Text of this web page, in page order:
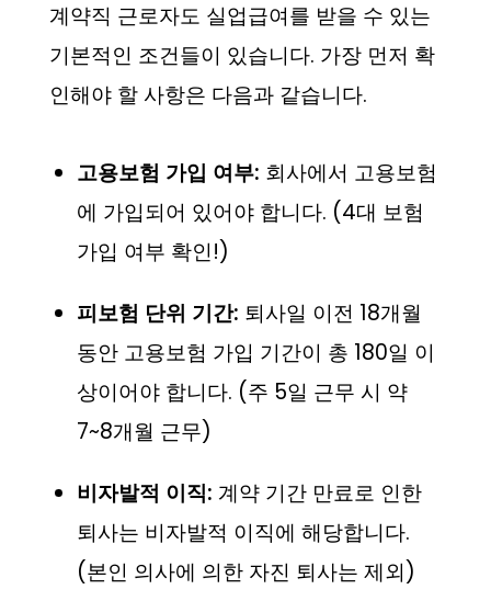
계약직 근로자도 실업급여를 받을 수 있는
기본적인 조건들이 있습니다. 가장 먼저 확
인해야 할 사항은 다음과 같습니다.
고용보험 가입 여부: 회사에서 고용보험
에 가입되어 있어야 합니다. (4대 보험
가입 여부 확인!)
피보험 단위 기간: 퇴사일 이전 18개월
동안 고용보험 가입 기간이 총 180일 이
상이어야 합니다. (주 5일 근무 시 약
7~8개월 근무)
비자발적 이직: 계약 기간 만료로 인한
퇴사는 비자발적 이직에 해당합니다.
(본인 의사에 의한 자진 퇴사는 제외)